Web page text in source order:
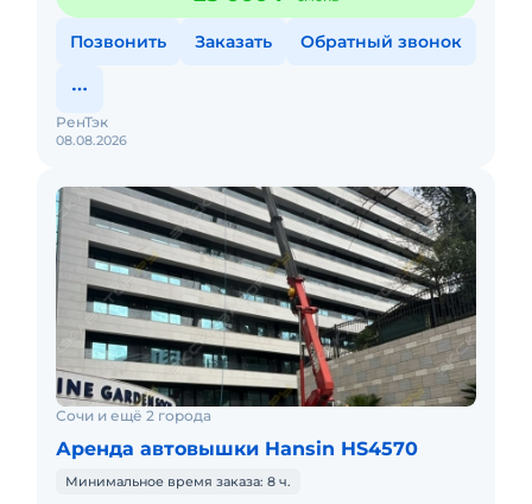
Позвонить Заказать Обратный звонок
08.08.2026
РенТэк
Сочи и ещё 2 города
Аренда автовышки Hansin HS4570
Минимальное время заказа: 8 ч.